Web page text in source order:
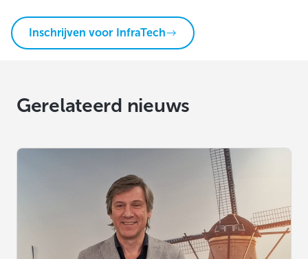
Inschrijven voor InfraTech
Gerelateerd nieuws